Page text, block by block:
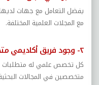
يفضل التعامل مع جهات
مع المجلات العلمية المختلفة.
٢- وجود فريق أكاديمي متخصص
كل تخصص علمي له متطلبات
متخصصين في المجالات